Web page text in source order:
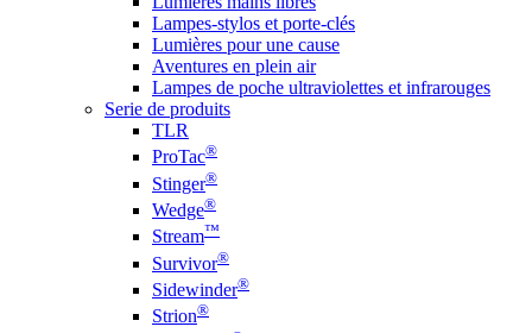
Lampes-stylos et porte-clés
Lumières pour une cause
Aventures en plein air
Lampes de poche ultraviolettes et infrarouges
Serie de produits
TLR
ProTac®
Stinger®
Wedge®
Stream™
Survivor®
Sidewinder®
Strion®